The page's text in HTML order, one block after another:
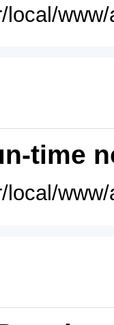
local/
time
local/